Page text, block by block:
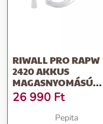
RIWALL PRO RAPW
2420 AKKUS
MAGASNYOMÁSÚ
MOSÓ 20 V,
TARTOZÉKOKKAL
26 990 Ft
Pepita